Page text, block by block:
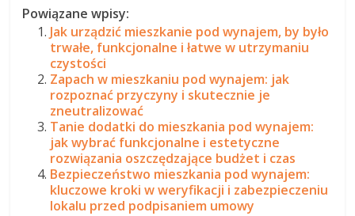
Powiązane wpisy:
Jak urządzić mieszkanie pod wynajem, by było
trwałe, funkcjonalne i łatwe w utrzymaniu
czystości
Zapach w mieszkaniu pod wynajem: jak
rozpoznać przyczyny i skutecznie je
zneutralizować
Tanie dodatki do mieszkania pod wynajem:
jak wybrać funkcjonalne i estetyczne
rozwiązania oszczędzające budżet i czas
Bezpieczeństwo mieszkania pod wynajem:
kluczowe kroki w weryfikacji i zabezpieczeniu
lokalu przed podpisaniem umowy